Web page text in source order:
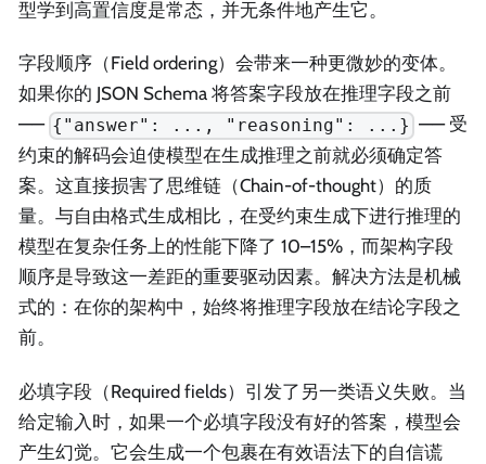
型学到高置信度是常态，并无条件地产生它。
字段顺序（Field ordering）会带来一种更微妙的变体。
如果你的 JSON Schema 将答案字段放在推理字段之前
—— {"answer": ..., "reasoning": ...} —— 受
约束的解码会迫使模型在生成推理之前就必须确定答
案。这直接损害了思维链（Chain-of-thought）的质
量。与自由格式生成相比，在受约束生成下进行推理的
模型在复杂任务上的性能下降了 10–15%，而架构字段
顺序是导致这一差距的重要驱动因素。解决方法是机械
式的：在你的架构中，始终将推理字段放在结论字段之
前。
必填字段（Required fields）引发了另一类语义失败。当
给定输入时，如果一个必填字段没有好的答案，模型会
产生幻觉。它会生成一个包裹在有效语法下的自信谎